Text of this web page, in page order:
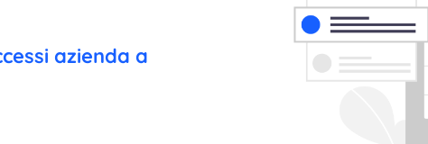
azienda a